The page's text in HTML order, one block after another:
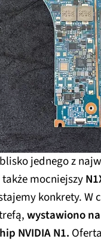
jednego z
także mocniejszy
konkrety. W
wystawiono
NVIDIA N1.